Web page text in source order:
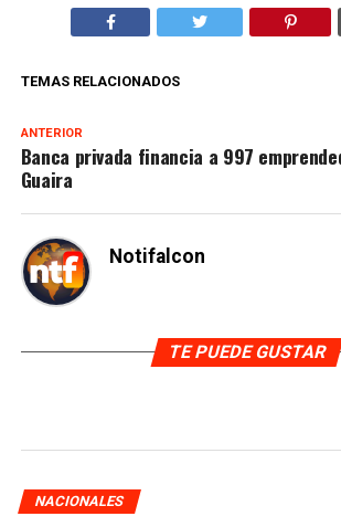
TEMAS RELACIONADOS
ANTERIOR
Banca privada financia a 997
Guaira
Notifalcon
TE PUEDE GUSTAR
NACIONALES